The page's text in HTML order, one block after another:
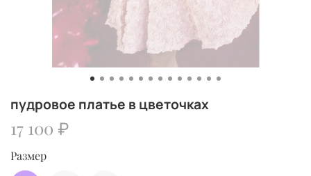
пудровое платье в цветочках
17 100 ₽
Размер